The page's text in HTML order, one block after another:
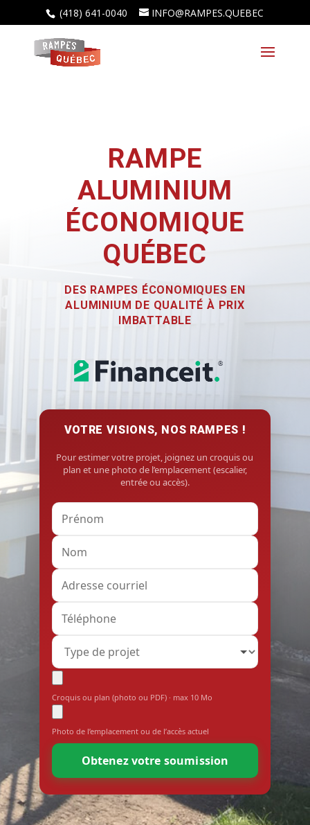
(418) 641-0040 INFO@RAMPES.QUEBEC
RAMPE
ALUMINIUM
ÉCONOMIQUE
QUÉBEC
DES RAMPES ÉCONOMIQUES EN
ALUMINIUM DE QUALITÉ À PRIX
IMBATTABLE
VOTRE VISIONS, NOS RAMPES !
Pour estimer votre projet, joignez un croquis ou
plan et une photo de l’emplacement (escalier,
entrée ou accès).
Croquis ou plan (photo ou PDF) · max 10Mo
Photo de l’emplacement ou de l’accès actuel
Obtenez votre soumission